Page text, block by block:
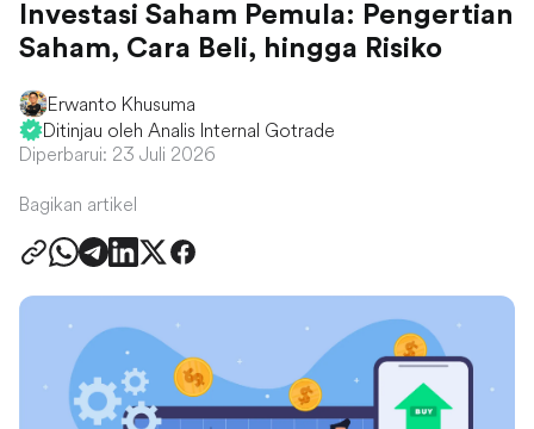
Investasi Saham Pemula: Pengertian
Saham, Cara Beli, hingga Risiko
Erwanto Khusuma
Ditinjau oleh Analis Internal Gotrade
Diperbarui: 23 Juli 2026
Bagikan artikel